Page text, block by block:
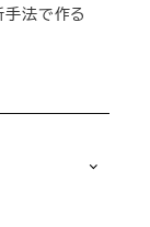
法で作る